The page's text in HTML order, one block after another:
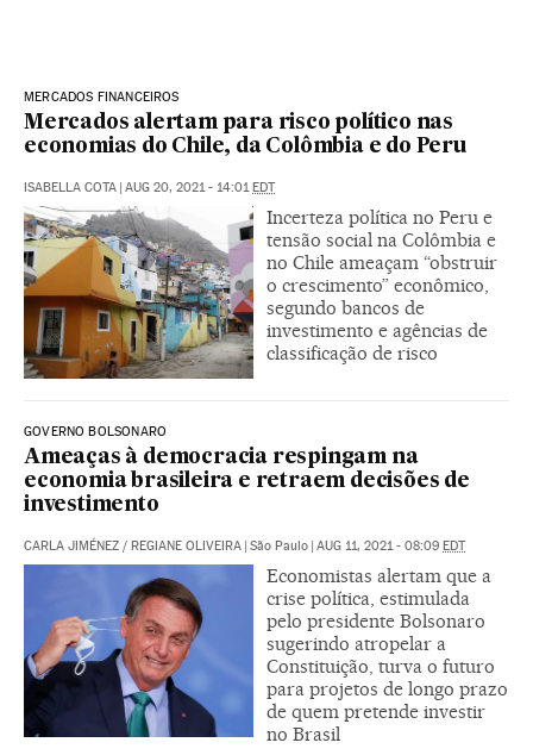
MERCADOS FINANCEIROS
Mercados alertam para risco político nas
economias do Chile, da Colômbia e do Peru
ISABELLA COTA | AUG 20, 2021 - 14:01 EDT
Incerteza política no Peru e
tensão social na Colômbia e
no Chile ameaçam “obstruir
o crescimento” econômico,
segundo bancos de
investimento e agências de
classificação de risco
GOVERNO BOLSONARO
Ameaças à democracia respingam na
economia brasileira e retraem decisões de
investimento
CARLA JIMÉNEZ / REGIANE OLIVEIRA | São Paulo | AUG 11, 2021 - 08:09 EDT
Economistas alertam que a
crise política, estimulada
pelo presidente Bolsonaro
sugerindo atropelar a
Constituição, turva o futuro
para projetos de longo prazo
de quem pretende investir
no Brasil